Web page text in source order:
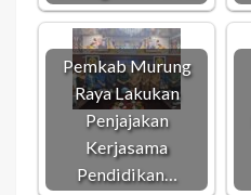
Pemkab Murung
Raya Lakukan
Penjajakan
Kerjasama
Pendidikan…